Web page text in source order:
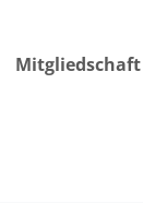
Mitgliedschaft